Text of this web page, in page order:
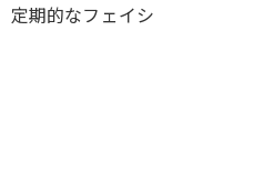
定期的なフェイシ